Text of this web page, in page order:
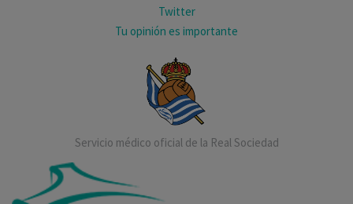
Twitter
Tu opinión es importante
Servicio médico oficial de la Real Sociedad